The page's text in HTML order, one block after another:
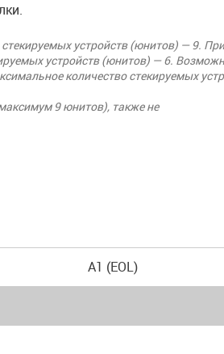
устройств (юнитов) — 9. При
устройств (юнитов) — 6.
количество стекируемых
9 юнитов), также не
A1 (EOL)